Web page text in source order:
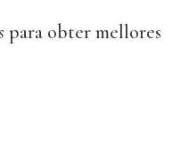
para obter mellores